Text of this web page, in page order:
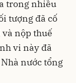
trong nhiều
tượng đã cố
nộp thuế
vi này đã
nước tổng